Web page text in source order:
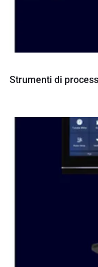
Strumenti di